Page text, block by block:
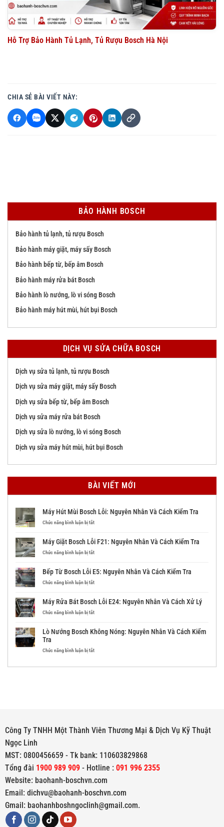
Hỗ Trợ Bảo Hành Tủ Lạnh, Tủ Rượu Bosch Hà Nội
CHIA SẺ BÀI VIẾT NÀY:
BẢO HÀNH BOSCH
Bảo hành tủ lạnh, tủ rượu Bosch
Bảo hành máy giặt, máy sấy Bosch
Bảo hành bếp từ, bếp âm Bosch
Bảo hành máy rửa bát Bosch
Bảo hành lò nướng, lò vi sóng Bosch
Bảo hành máy hút mùi, hút bụi Bosch
DỊCH VỤ SỬA CHỮA BOSCH
Dịch vụ sửa tủ lạnh, tủ rượu Bosch
Dịch vụ sửa máy giặt, máy sấy Bosch
Dịch vụ sửa bếp từ, bếp âm Bosch
Dịch vụ sửa máy rửa bát Bosch
Dịch vụ sửa lò nướng, lò vi sóng Bosch
Dịch vụ sửa máy hút mùi, hút bụi Bosch
BÀI VIẾT MỚI
Máy Hút Mùi Bosch Lỗi: Nguyên Nhân Và Cách Kiểm Tra
Chức năng bình luận bị tắtở
Mùi
Bosch
Nhân
Và
Kiểm
Tra
Máy Giặt Bosch Lỗi F21: Nguyên Nhân Và Cách Kiểm Tra
Chức năng bình luận bị tắtở
Bosch
Lỗi
Nguyên
Nhân
Và
Tra
Bếp Từ Bosch Lỗi E5: Nguyên Nhân Và Cách Kiểm Tra
Chức năng bình luận bị tắtở
Bosch
Lỗi
Nhân
Cách
Máy Rửa Bát Bosch Lỗi E24: Nguyên Nhân Và Cách Xử Lý
Chức năng bình luận bị tắtở
Bát
Lỗi
Lò Nướng Bosch Không Nóng: Nguyên Nhân Và Cách Kiểm
Tra
Chức năng bình luận bị tắtở
Tra
Công Ty TNHH Một Thành Viên Thương Mại & Dịch Vụ Kỹ Thuật
Ngọc Linh
MST: 0800456659 - Tk bank: 110603829868
Tổng đài 1900 989 909- Hotline : 091 996 2355
Website: baohanh-boschvn.com
Email: dichvu@baohanh-boschvn.com
Gmail: baohanhboshngoclinh@gmail.com.